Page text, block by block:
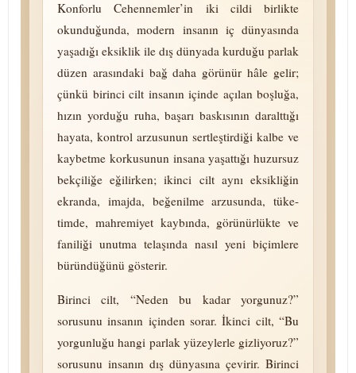
Konforlu Cehennemler’in iki cildi birlikte
okunduğunda, modern insanın iç dünyasında
yaşadığı eksiklik ile dış dünyada kurduğu parlak
düzen arasındaki bağ daha görünür hâle gelir;
çünkü birinci cilt insanın içinde açılan boşluğa,
hızın yorduğu ruha, başarı baskısının daralttığı
hayata, kontrol arzusunun sertleştirdiği kalbe ve
kaybetme korkusunun insana yaşattığı huzursuz
bekçiliğe eğilirken; ikinci cilt aynı eksikliğin
ekranda, imajda, beğenilme arzusunda, tü­ke­
timde, mah­re­mi­yet kaybında, gö­rü­nür­lük­te ve
faniliği unutma telaşında nasıl yeni biçimlere
büründüğünü gösterir.
Birinci cilt, “Neden bu kadar yorgunuz?”
sorusunu insanın içinden sorar. İkinci cilt, “Bu
yorgunluğu hangi parlak yüzeylerle gizliyoruz?”
sorusunu insanın dış dünyasına çevirir. Birinci